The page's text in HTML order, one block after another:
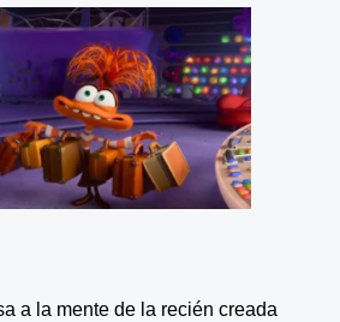
a la mente de la recién creada